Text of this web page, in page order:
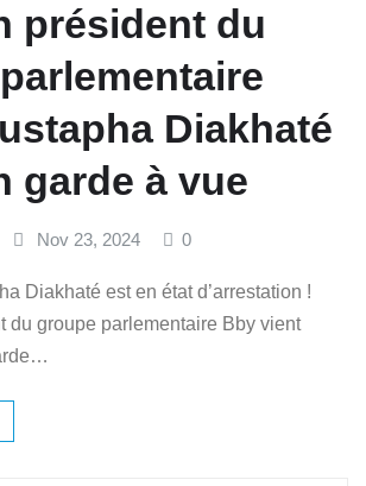
président du
Diakhaté
garde à vue
Nov 23, 2024 0
Diakhaté est en état d’arrestation !
du groupe parlementaire Bby vient